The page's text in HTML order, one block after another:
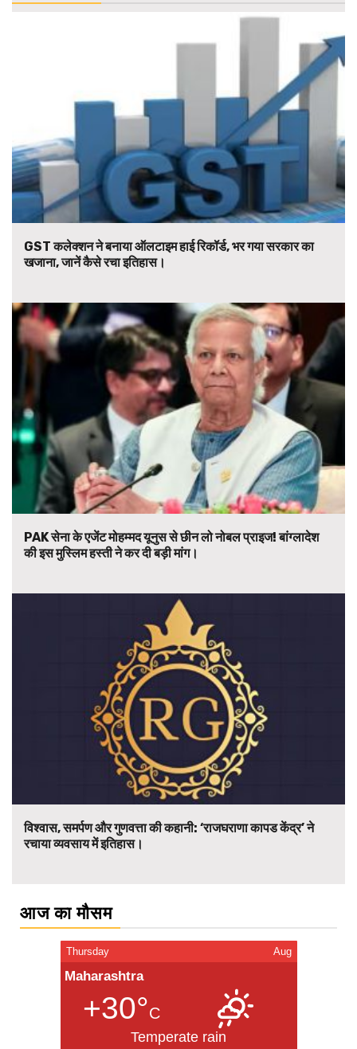
GST कलेक्शन ने बनाया ऑलटाइम हाई रिकॉर्ड, भर गया सरकार का
खजाना, जानें कैसे रचा इतिहास।
PAK सेना के एजेंट मोहम्मद यूनुस से छीन लो नोबल प्राइज! बांग्लादेश
की इस मुस्लिम हस्ती ने कर दी बड़ी मांग।
विश्वास, समर्पण और गुणवत्ता की कहानी: ‘राजघराणा कापड केंद्र’ ने
रचाया व्यवसाय में इतिहास।
आज का मौसम
Thursday Aug
Maharashtra
+30°C
Temperate rain